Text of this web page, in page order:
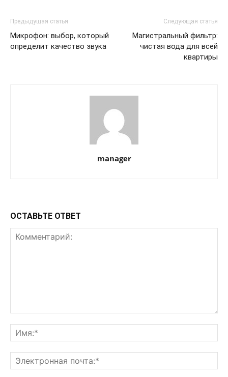
Предыдущая статья
Микрофон: выбор, который
определит качество звука
Следующая статья
Магистральный фильтр:
чистая вода для всей
квартиры
manager
ОСТАВЬТЕ ОТВЕТ